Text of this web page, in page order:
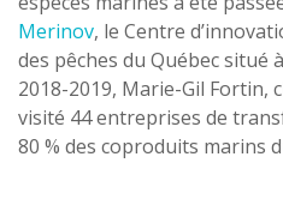
Merinov, le Centre
des pêches du Québec situé
2018-2019, Marie-Gil Fortin,
visité 44 entreprises de
80 % des coproduits marins